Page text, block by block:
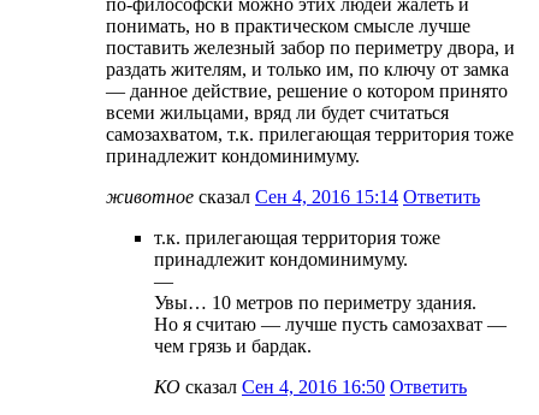
понимать, но в практическом смысле лучше
поставить железный забор по периметру двора, и
раздать жителям, и только им, по ключу от замка
— данное действие, решение о котором принято
всеми жильцами, вряд ли будет считаться
самозахватом, т.к. прилегающая территория тоже
принадлежит кондоминимуму.
животное сказал Сен 4, 2016 15:14 Ответить
т.к. прилегающая территория тоже
принадлежит кондоминимуму.
—
Увы… 10 метров по периметру здания.
Но я считаю — лучше пусть самозахват —
чем грязь и бардак.
КО сказал Сен 4, 2016 16:50 Ответить